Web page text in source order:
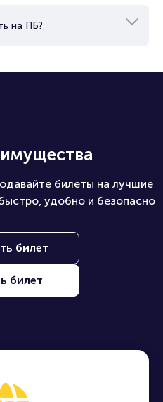
на ПБ?
билеты на лучшие
удобно и безопасно
билет
билет